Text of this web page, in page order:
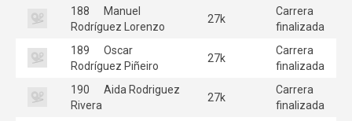
188
Manuel
Rodríguez Lorenzo
27k
Carrera
finalizada
189
Oscar
Rodríguez Piñeiro
27k
Carrera
finalizada
190
Aida Rodriguez
Rivera
27k
Carrera
finalizada